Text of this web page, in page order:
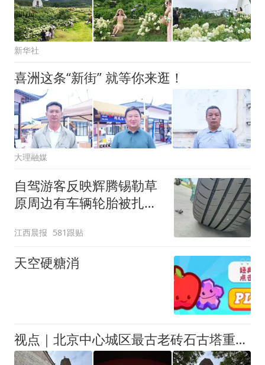
新华社
喜洲这条“新街” 就等你来逛！
大理融媒
自驾游客反映辉腾锡勒草
原周边有车辆轮胎被扎，
元，官方发布情况通报
江西晨报 581跟贴
天空硬糖消
视点｜北京中心城区最古老砖石古塔重新与市民见面